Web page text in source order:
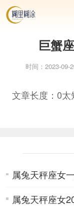
巨蟹
时间：2023-09-
文章长度：0
属兔天秤座女
属兔天秤座女